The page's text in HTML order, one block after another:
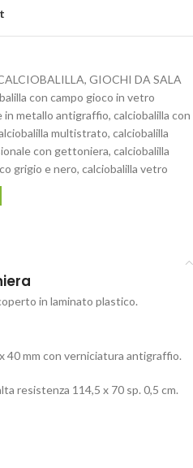
, GIOCHI DA SALA
con campo gioco in vetro
in metallo antigraffio, calciobalilla con
multistrato, calciobalilla
con gettoniera, calciobalilla
grigio e nero, calciobalilla vetro
in laminato plastico.
40 mm con verniciatura antigraffio.
resistenza 114,5 x 70 sp. 0,5 cm.